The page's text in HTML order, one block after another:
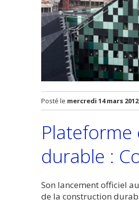
Posté le mercredi 14 mars 2012
durable :
Son lancement officiel
de la construction